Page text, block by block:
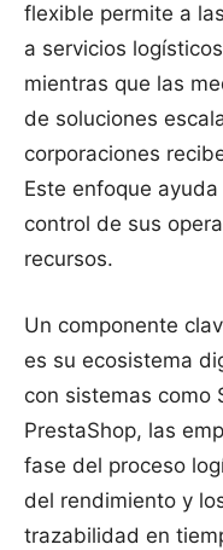
flexible permite a
a servicios
mientras que las
de soluciones
corporaciones
Este enfoque
control de sus
recursos.
Un componente
es su ecosistema
con sistemas como
PrestaShop, las
fase del proceso
del rendimiento y
trazabilidad en